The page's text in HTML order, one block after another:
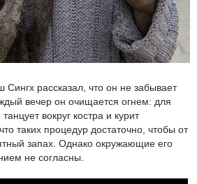
рассказал, что он не забывает
вечер он очищается огнем: для
вокруг костра и курит
таких процедур достаточно, чтобы от
запах. Однако окружающие его
не согласны.